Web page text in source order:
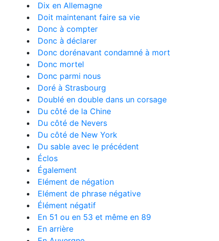
Dix en Allemagne
Doit maintenant faire sa vie
Donc à compter
Donc à déclarer
Donc dorénavant condamné à mort
Donc mortel
Donc parmi nous
Doré à Strasbourg
Doublé en double dans un corsage
Du côté de la Chine
Du côté de Nevers
Du côté de New York
Du sable avec le précédent
Éclos
Également
Elément de négation
Elément de phrase négative
Élément négatif
En 51 ou en 53 et même en 89
En arrière